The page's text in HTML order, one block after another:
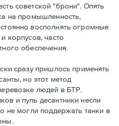
советской "брони". Опять
на промышленность,
восполнять огромные
корпусов, часто
обеспечения.
сразу пришлось применять
но этот метод
людей в БТР.
и пуль десантники несли
не могли поддержать танки в